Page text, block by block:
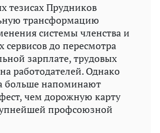
тезисах Прудников
трансформацию
системы членства и
до пересмотра
зарплате, трудовых
работодателей. Однако
больше напоминают
чем дорожную карту
профсоюзной